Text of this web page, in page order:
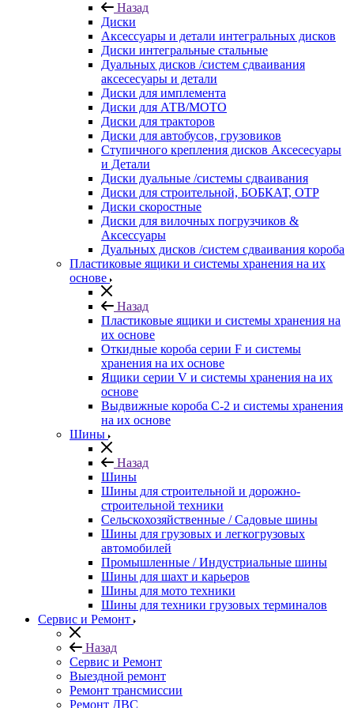
Назад
Диски
Аксессуары и детали интегральных дисков
Диски интегральные стальные
Дуальных дисков /систем сдваивания
аксесесуары и детали
Диски для имплемента
Диски для АТВ/МОТО
Диски для тракторов
Диски для автобусов, грузовиков
Ступичного крепления дисков Аксесесуары
и Детали
Диски дуальные /системы сдваивания
Диски для строительной, БОБКАТ, ОТР
Диски скоростные
Диски для вилочных погрузчиков &
Аксессуары
Дуальных дисков /систем сдваивания короба
Пластиковые ящики и системы хранения на их
основе
Назад
Пластиковые ящики и системы хранения на
их основе
Откидные короба серии F и системы
хранения на их основе
Ящики серии V и системы хранения на их
основе
Выдвижные короба С-2 и системы хранения
на их основе
Шины
Назад
Шины
Шины для строительной и дорожно-
строительной техники
Сельскохозяйственные / Садовые шины
Шины для грузовых и легкогрузовых
автомобилей
Промышленные / Индустриальные шины
Шины для шахт и карьеров
Шины для мото техники
Шины для техники грузовых терминалов
Сервис и Ремонт
Назад
Сервис и Ремонт
Выездной ремонт
Ремонт трансмиссии
Ремонт ДВС